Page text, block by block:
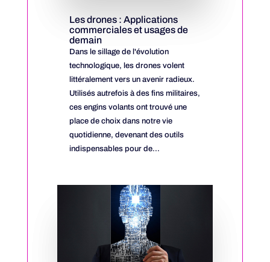
Les drones : Applications
commerciales et usages de
demain
Dans le sillage de l'évolution
technologique, les drones volent
littéralement vers un avenir radieux.
Utilisés autrefois à des fins militaires,
ces engins volants ont trouvé une
place de choix dans notre vie
quotidienne, devenant des outils
indispensables pour de...